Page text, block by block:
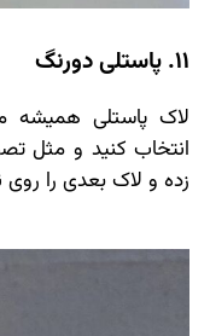
11. پاستلی دورنگ
لاک پاستلی همیشه
انتخاب کنید و مثل
زده و لاک بعدی را